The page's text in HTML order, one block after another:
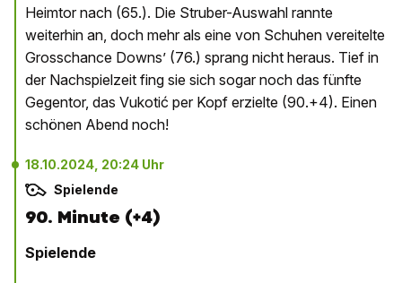
Heimtor nach (65.). Die Struber-Auswahl rannte
weiterhin an, doch mehr als eine von Schuhen vereitelte
Grosschance Downs’ (76.) sprang nicht heraus. Tief in
der Nachspielzeit fing sie sich sogar noch das fünfte
Gegentor, das Vukotić per Kopf erzielte (90.+4). Einen
schönen Abend noch!
18.10.2024, 20:24 Uhr
Spielende
90. Minute (+4)
Spielende